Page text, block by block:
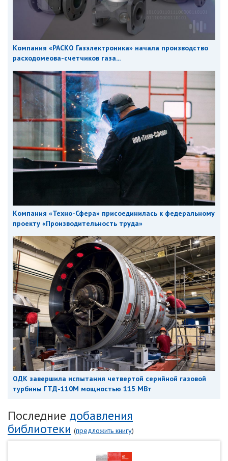
Компания «РАСКО Газэлектроника» начала производство
расходомеова-счетчиков газа...
Компания «Техно-Сфера» присоединилась к федеральному
проекту «Производительность труда»
ОДК завершила испытания четвертой серийной газовой
турбины ГТД-110М мощностью 115 МВт
Последние добавления
библиотеки (предложить книгу)